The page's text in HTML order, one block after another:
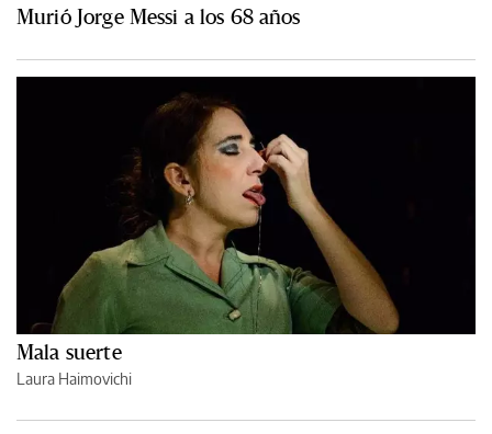
Murió Jorge Messi a los 68 años
Mala suerte
Laura Haimovichi